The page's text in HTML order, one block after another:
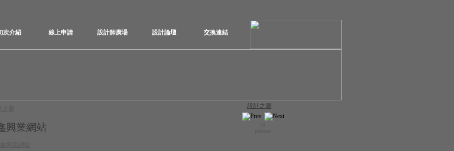
次介紹 線上申請 設計師廣場 設計論壇 交換連結
興業網站
設計之牆